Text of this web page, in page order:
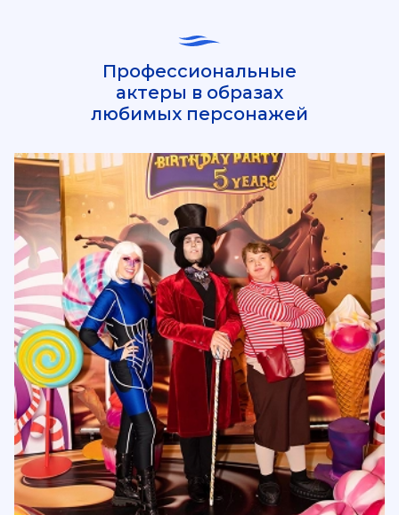
Профессиональные
актеры в образах
любимых персонажей